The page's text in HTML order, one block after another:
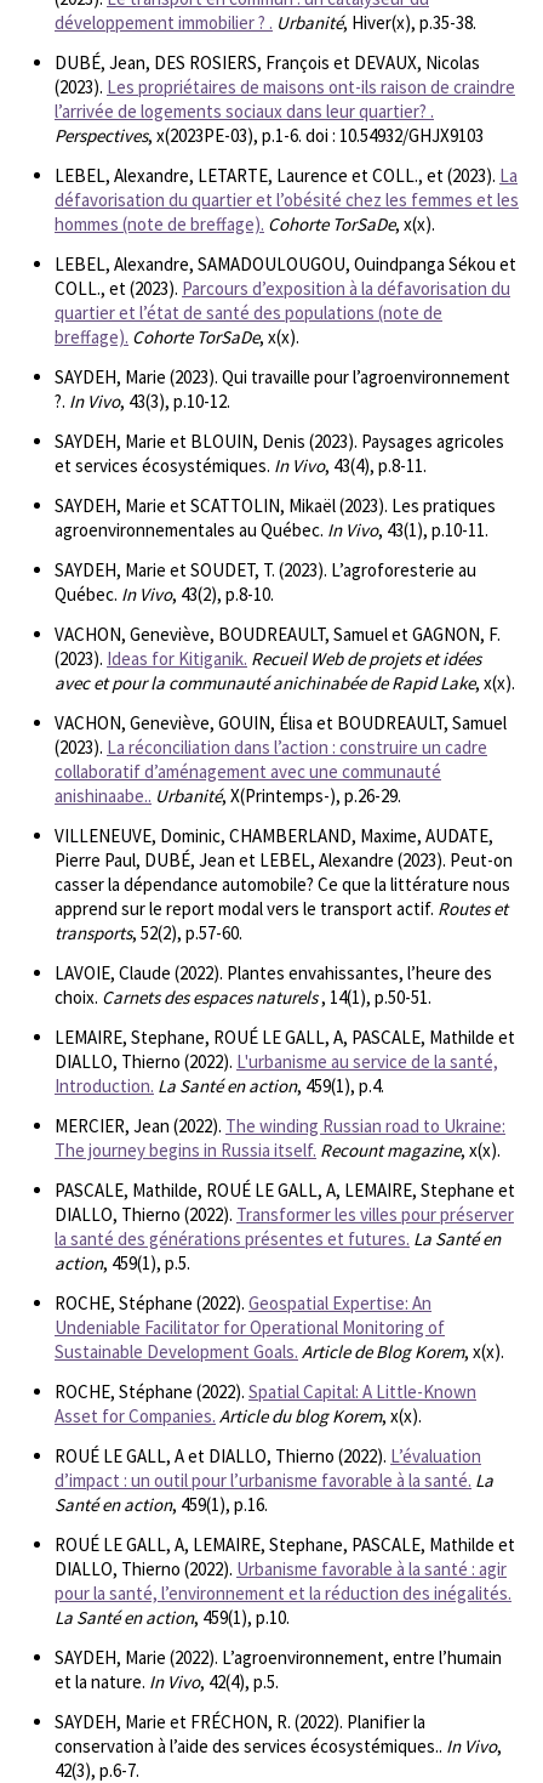
développement immobilier ? . Urbanité, Hiver(x), p.35-38.
DUBÉ, Jean, DES ROSIERS, François et DEVAUX, Nicolas
(2023). Les propriétaires de maisons ont-ils raison de craindre
l’arrivée de logements sociaux dans leur quartier? .
Perspectives, x(2023PE-03), p.1-6. doi : 10.54932/GHJX9103
LEBEL, Alexandre, LETARTE, Laurence et COLL., et (2023). La
défavorisation du quartier et l’obésité chez les femmes et les
hommes (note de breffage). Cohorte TorSaDe, x(x).
LEBEL, Alexandre, SAMADOULOUGOU, Ouindpanga Sékou et
COLL., et (2023). Parcours d’exposition à la défavorisation du
quartier et l’état de santé des populations (note de
breffage). Cohorte TorSaDe, x(x).
SAYDEH, Marie (2023). Qui travaille pour l’agroenvironnement
?. In Vivo, 43(3), p.10-12.
SAYDEH, Marie et BLOUIN, Denis (2023). Paysages agricoles
et services écosystémiques. In Vivo, 43(4), p.8-11.
SAYDEH, Marie et SCATTOLIN, Mikaël (2023). Les pratiques
agroenvironnementales au Québec. In Vivo, 43(1), p.10-11.
SAYDEH, Marie et SOUDET, T. (2023). L’agroforesterie au
Québec. In Vivo, 43(2), p.8-10.
VACHON, Geneviève, BOUDREAULT, Samuel et GAGNON, F.
(2023). Ideas for Kitiganik. Recueil Web de projets et idées
avec et pour la communauté anichinabée de Rapid Lake, x(x).
VACHON, Geneviève, GOUIN, Élisa et BOUDREAULT, Samuel
(2023). La réconciliation dans l’action : construire un cadre
collaboratif d’aménagement avec une communauté
anishinaabe.. Urbanité, X(Printemps-), p.26-29.
VILLENEUVE, Dominic, CHAMBERLAND, Maxime, AUDATE,
Pierre Paul, DUBÉ, Jean et LEBEL, Alexandre (2023). Peut-on
casser la dépendance automobile? Ce que la littérature nous
apprend sur le report modal vers le transport actif. Routes et
transports, 52(2), p.57-60.
LAVOIE, Claude (2022). Plantes envahissantes, l’heure des
choix. Carnets des espaces naturels, 14(1), p.50-51.
LEMAIRE, Stephane, ROUÉ LE GALL, A, PASCALE, Mathilde et
DIALLO, Thierno (2022). L'urbanisme au service de la santé,
Introduction. La Santé en action, 459(1), p.4.
MERCIER, Jean (2022). The winding Russian road to Ukraine:
The journey begins in Russia itself. Recount magazine, x(x).
PASCALE, Mathilde, ROUÉ LE GALL, A, LEMAIRE, Stephane et
DIALLO, Thierno (2022). Transformer les villes pour préserver
la santé des générations présentes et futures. La Santé en
action, 459(1), p.5.
ROCHE, Stéphane (2022). Geospatial Expertise: An
Undeniable Facilitator for Operational Monitoring of
Sustainable Development Goals. Article de Blog Korem, x(x).
ROCHE, Stéphane (2022). Spatial Capital: A Little-Known
Asset for Companies. Article du blog Korem, x(x).
ROUÉ LE GALL, A et DIALLO, Thierno (2022). L’évaluation
d’impact : un outil pour l’urbanisme favorable à la santé. La
Santé en action, 459(1), p.16.
ROUÉ LE GALL, A, LEMAIRE, Stephane, PASCALE, Mathilde et
DIALLO, Thierno (2022). Urbanisme favorable à la santé : agir
pour la santé, l’environnement et la réduction des inégalités.
La Santé en action, 459(1), p.10.
SAYDEH, Marie (2022). L’agroenvironnement, entre l’humain
et la nature. In Vivo, 42(4), p.5.
SAYDEH, Marie et FRÉCHON, R. (2022). Planifier la
conservation à l’aide des services écosystémiques.. In Vivo,
42(3), p.6-7.